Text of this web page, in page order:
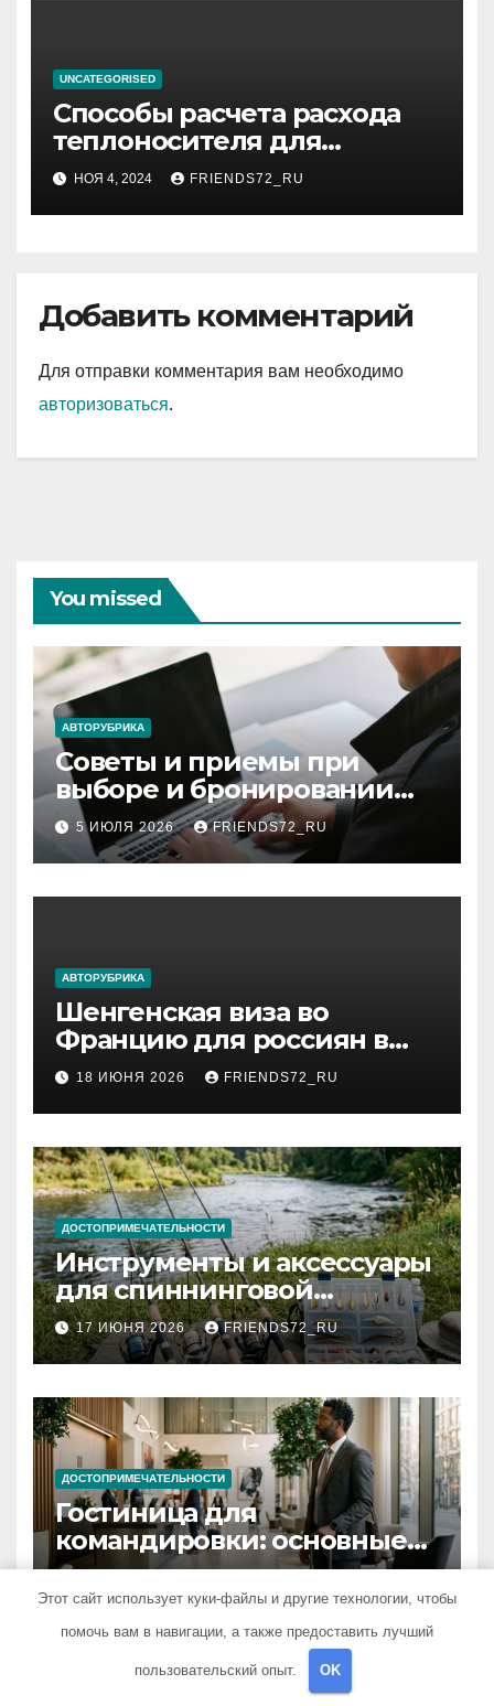
UNCATEGORISED
Способы расчета расхода
теплоносителя для
системы отопления
НОЯ 4, 2024 FRIENDS72_RU
Добавить комментарий
Для отправки комментария вам необходимо
авторизоваться.
You missed
АВТОРУБРИКА
Советы и приемы при
выборе и бронировании
авиабилетов
5 ИЮЛЯ 2026 FRIENDS72_RU
АВТОРУБРИКА
Шенгенская виза во
Францию для россиян в
2026 году: сроки от 3 дней
и список необходимых
документов
18 ИЮНЯ 2026 FRIENDS72_RU
ДОСТОПРИМЕЧАТЕЛЬНОСТИ
Инструменты и аксессуары
для спиннинговой
рыбалки: назначение и
типы
17 ИЮНЯ 2026 FRIENDS72_RU
ДОСТОПРИМЕЧАТЕЛЬНОСТИ
Гостиница для
командировки: основные
критерии выбора
Этот сайт использует куки-файлы и другие технологии, чтобы
помочь вам в навигации, а также предоставить лучший
пользовательский опыт. OK